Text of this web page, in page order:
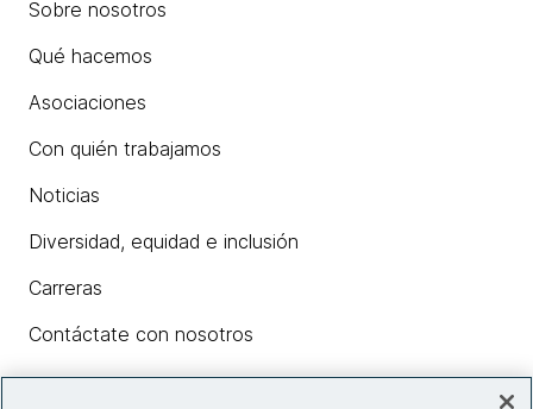
Sobre nosotros
Qué hacemos
Asociaciones
Con quién trabajamos
Noticias
Diversidad, equidad e inclusión
Carreras
Contáctate con nosotros